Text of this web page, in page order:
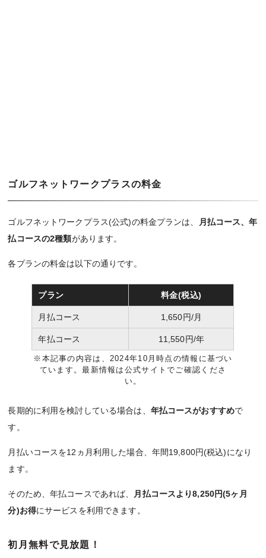
ゴルフネットワークプラスの料金
ゴルフネットワークプラス(公式)の料金プランは、
月払コース、年
払コースの2種類があります。
各プランの料金は以下の通りです。
プラン 料金(税込)
月払コース 1,650円/月
年払コース 11,550円/年
※本記事の内容は、2024年10月時点の情報に基づい
ています。最新情報は公式サイトでご確認くださ
い。
長期的に利用を検討している場合は、 年払コースがおすすめで
す。
月払いコースを12ヵ月利用した場合、年間19,800円(税込)になり
ます。
そのため、年払コースであれば、 月払コースより8,250円(5ヶ月
分)お得にサービスを利用できます。
初月無料で見放題！